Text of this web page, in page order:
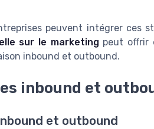
peuvent intégrer ces
sur le marketing peut offrir
inbound et outbound.
inbound et
et outbound